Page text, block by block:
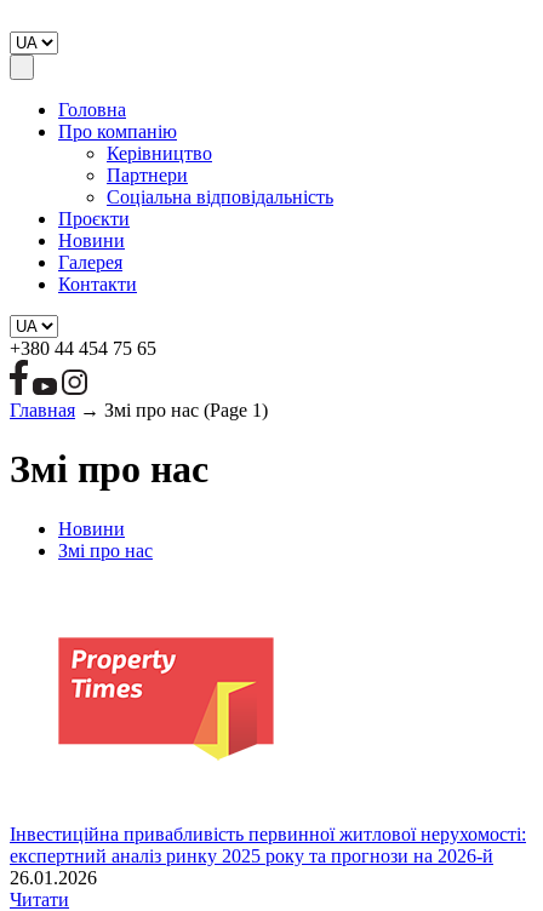
Головна
Про компанію
Керівництво
Партнери
Соціальна відповідальність
Проєкти
Новини
Галерея
Контакти
+380 44 454 75 65
Главная → Змі про нас (Page 1)
Змі про нас
Новини
Змі про нас
Інвестиційна привабливість первинної житлової нерухомості:
експертний аналіз ринку 2025 року та прогнози на 2026-й
26.01.2026
Читати